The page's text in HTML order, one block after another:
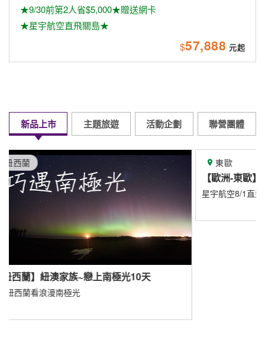
★9/30前第2人省$5,000★贈送網卡
★星宇航空直飛關島★
$57,888
新品上市 主題旅遊 活動企劃 聯營團體
【歐洲-東歐】
星宇航空8/1直飛布拉格